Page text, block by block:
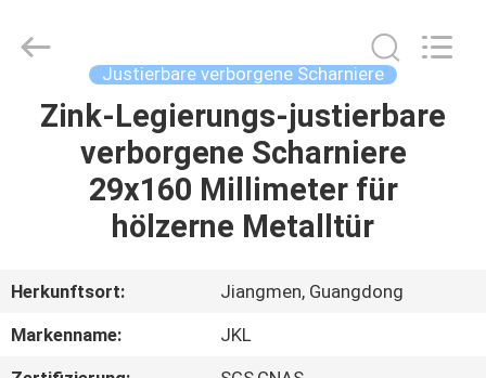
HAUS
PRODUKTE
UNS
Co.,Ltd.
Developed
Justierbare verborgene Scharniere
Zink-Legierungs-justierbare
verborgene Scharniere
29x160 Millimeter für
hölzerne Metalltür
Herkunftsort:
Jiangmen, Guangdong
Markenname:
JKL